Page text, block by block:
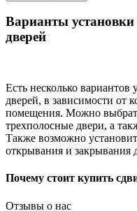
Варианты
дверей
Есть несколько
дверей, в зависимости от
помещения. Можно
трехполосные двери, а
Также возможно
открывания и закрывания
Почему стоит купить
Отзывы о нас